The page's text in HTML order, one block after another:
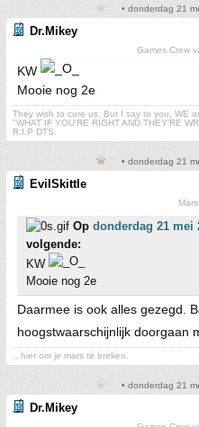
• donderdag 21
Dr.Mikey
Games Crew
KW
Mooie nog 2e
They wish to cure us. But I say to you, WE
"WHAT IF YOU'RE RIGHT AND THEY'RE
R.I.P DTS.
• donderdag 21
EvilSkittle
Op donderdag 21 mei
volgende:
KW
Mooie nog 2e
Daarmee is ook alles gezegd.
hoogstwaarschijnlijk doorgaan
...hier om je mars te breken.
• donderdag 21
Dr.Mikey